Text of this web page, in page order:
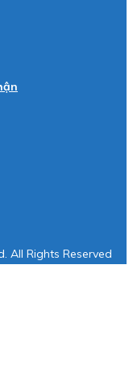
All Rights Reserved